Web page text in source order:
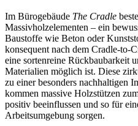
Im Bürogebäude The Cradle
Massivholzelementen – ein
Baustoffe wie Beton oder
konsequent nach dem Cradle-to-
eine sortenreine Rückbaubarkeit
Materialien möglich ist. Diese
zu einer besonders nachhaltigen
kommen massive Holzstützen
positiv beeinflussen und so für
Arbeitsumgebung sorgen.